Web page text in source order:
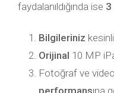
faydalanıldığında ise 3
Bilgileriniz
Orijinal 10 MP
Fotoğraf ve
performansına